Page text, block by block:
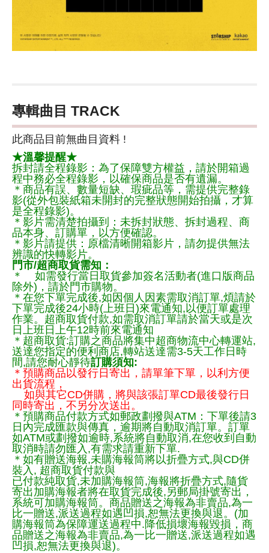
專輯曲目 TRACK
此商品目前無曲目資料 !
★溫馨提醒★
拆封請全程錄影：為了保障雙方權益，請於開箱過
程中務必全程錄影，以確保商品是否有遺漏。
＊商品有誤、數量短缺、瑕疵品等，需提供完整錄
影(從外包裝紙箱未開封的完整狀態開始拍攝，才算
是全程錄影)。
＊影片需清楚拍攝到：未拆封狀態、拆封過程、商
品本身、訂購單，以方便確認。
＊影片請提供：原檔清晰開箱影片，請勿提供無法
辨識的快轉影片。
門市/超商取貨需知：
＊ 如需發行當日取貨參加簽名活動者(進口版商品
除外)，請於門市購物。
＊在您下單完成後,如因個人因素需取消訂單,煩請於
下單完成後24小時(上班日)來電通知,以便訂單處理
作業。超商取貨付款,如需取消訂單請於當天或是次
日上班日上午12時前來電通知
＊超商取貨:訂購之商品將集中超商物流中心轉運站,
送達您指定的便利商店,轉站送達需3-5天工作日時
間,請您耐心靜待訂購須知:
＊預購商品以發行日寄出，請單筆下單，以利方便
出貨流程，
如與其它CD併購，將與該張訂單CD最後發行日
同時寄出，不另分次送出。
＊預購商品付款方式如郵政劃撥與ATM：下單後請3
日內完成匯款與傳真，逾期將自動取消訂單。訂單
如ATM或劃撥如逾時,系統將自動取消,在您收到自動
取消時請勿匯入,有需求請重新下單.
＊如有贈送海報,未購海報筒將以折疊方式,與CD併
裝入, 超商取貨付款與
已付款純取貨,未加購海報筒,海報將折疊方式,隨貨
寄出加購海報者將在取貨完成後,另郵局掛號寄出，
系統可加購海報筒。商品贈送之海報為非賣品,為一
比一贈送,派送過程如遇凹損,恕無法更換與退。(加
購海報筒為保障運送過程中.降低損壞海報毀損，商
品贈送之海報為非賣品,為一比一贈送,派送過程如遇
凹損,恕無法更換與退)。